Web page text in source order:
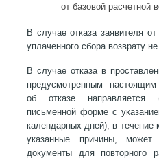
от базовой расчетной
В случае отказа заявителя
уплаченного сбора возврату
В случае отказа в
предусмотренным
об отказе направляется
письменной форме с
календарных дней), в течение
указанные причины, может
документы для повторного